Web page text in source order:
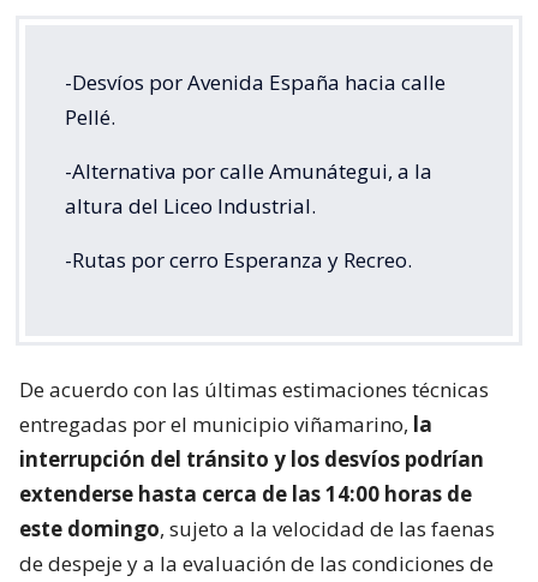
-Desvíos por Avenida España hacia calle
Pellé.
-Alternativa por calle Amunátegui, a la
altura del Liceo Industrial.
-Rutas por cerro Esperanza y Recreo.
De acuerdo con las últimas estimaciones técnicas
entregadas por el municipio viñamarino, la
interrupción del tránsito y los desvíos podrían
extenderse hasta cerca de las 14:00 horas de
este domingo, sujeto a la velocidad de las faenas
de despeje y a la evaluación de las condiciones de